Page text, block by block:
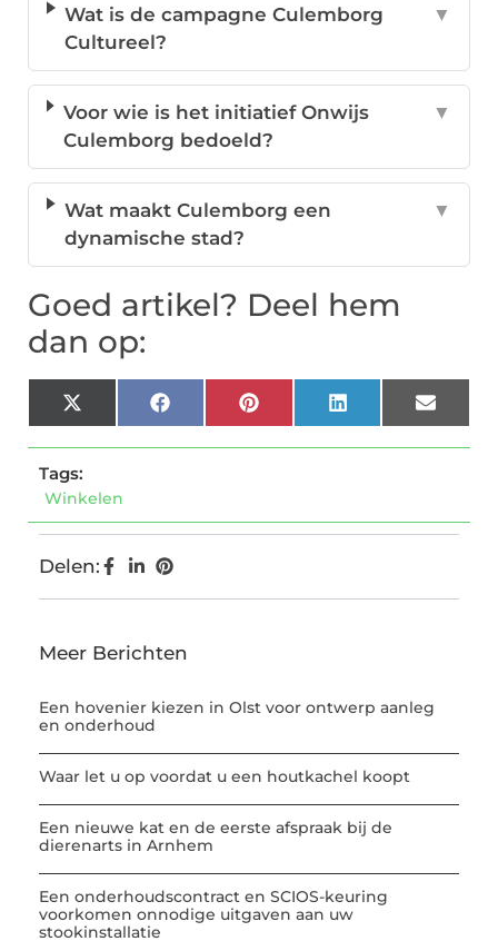
Wat is de campagne Culemborg
Cultureel?
▼
Voor wie is het initiatief Onwijs
Culemborg bedoeld?
▼
Wat maakt Culemborg een
dynamische stad?
▼
Goed artikel? Deel hem
dan op:
X
(Twitter)
FacebookPinterestLinkedInEmail
Tags:
Winkelen
Delen:
Meer Berichten
Een hovenier kiezen in Olst voor ontwerp aanleg
en onderhoud
Waar let u op voordat u een houtkachel koopt
Een nieuwe kat en de eerste afspraak bij de
dierenarts in Arnhem
Een onderhoudscontract en SCIOS-keuring
voorkomen onnodige uitgaven aan uw
stookinstallatie